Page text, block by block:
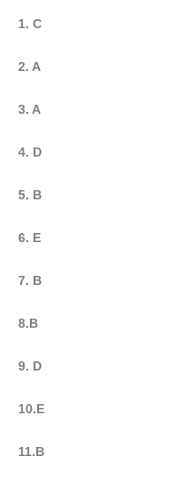
1. C
2. A
3. A
4. D
5. B
6. E
7. B
8.B
9. D
10.E
11.B